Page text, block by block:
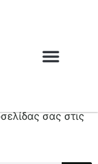
να
να βελτιώσετε
σας στις